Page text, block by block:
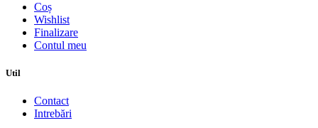
Coș
Wishlist
Finalizare
Contul meu
Util
Contact
Intrebări